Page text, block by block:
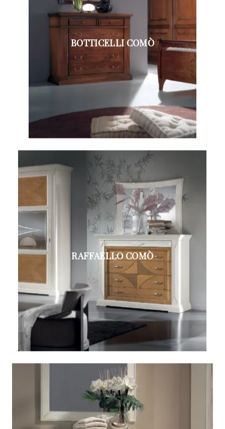
BOTTICELLI COMÒ
RAFFAELLO COMÒ